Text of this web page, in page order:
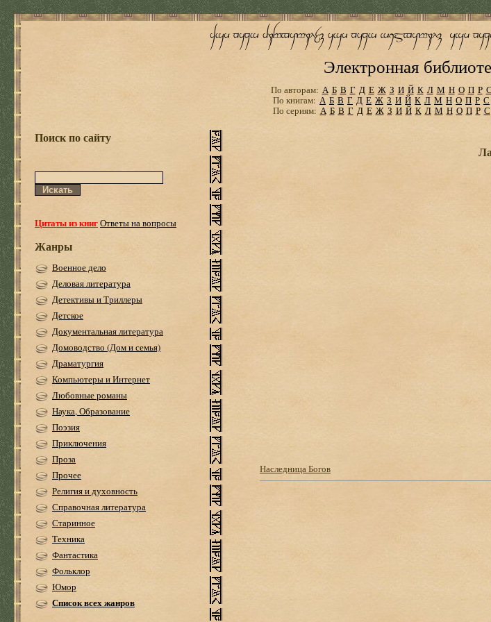
Электронная
По авторам: А Б В Г Д Е Ж З И Й К Л М Н О П Р С
По книгам: А Б В Г Д Е Ж З И Й К Л М Н О П Р С
По сериям: А Б В Г Д Е Ж З И Й К Л М Н О П Р С
Поиск по сайту
Цитаты из книгОтветы на вопросы
Жанры
Военное дело
Деловая литература
Детективы и Триллеры
Детское
Документальная литература
Домоводство (Дом и семья)
Драматургия
Компьютеры и Интернет
Любовные романы
Наука, Образование
Поэзия
Приключения
Проза
Прочее
Религия и духовность
Справочная литература
Старинное
Техника
Фантастика
Фольклор
Юмор
Список всех жанров
Наследница Богов